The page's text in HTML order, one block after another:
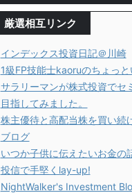
厳選相互リンク
インデックス投資日記＠川崎
1級FP技能士kaoruのちょっ
サラリーマンが株式投資でセ
目指してみました。
株主優待と高配当株を買い続
ブログ
いつか子供に伝えたいお金の
投信で手堅くlay-up!
NightWalker's Investment